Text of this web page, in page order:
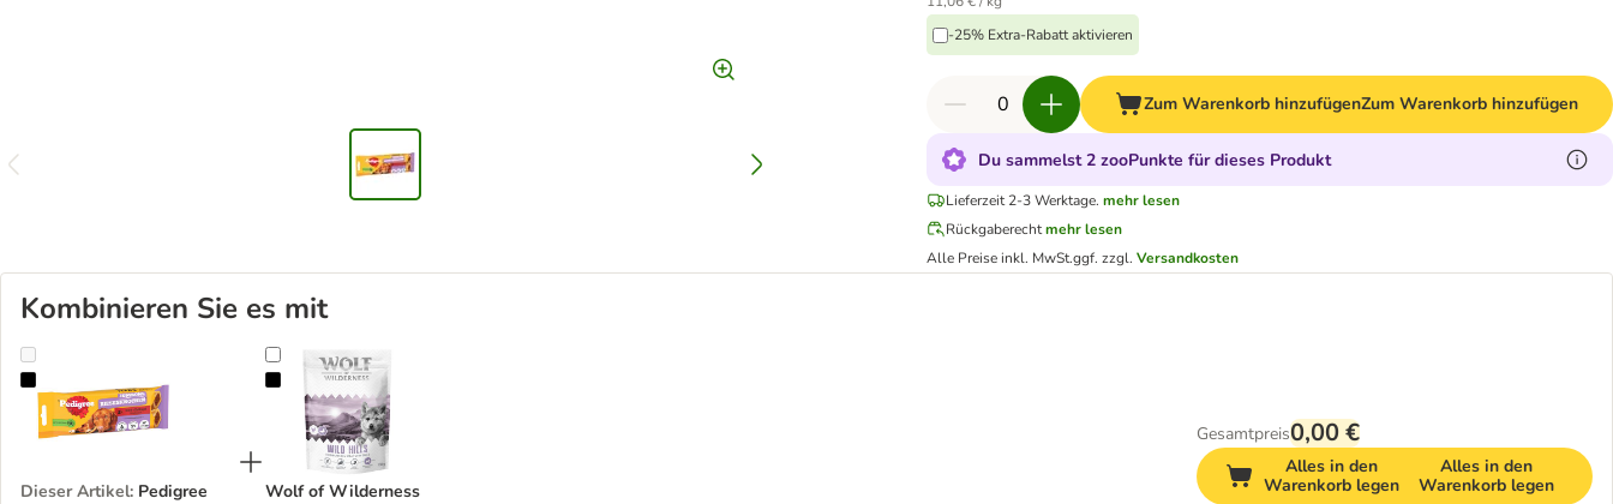
-25% Extra-Rabatt aktivieren
Zum Warenkorb hinzufügenZum Warenkorb hinzufügen
Du sammelst 2 zooPunkte für dieses Produkt
Lieferzeit 2-3 Werktage. mehr lesen
Rückgaberechtmehr lesen
Alle Preise inkl. MwSt.ggf. zzgl.Versandkosten
Kombinieren Sie es mit
Pedigree Riesenknochen mit Rind
Dieser Artikel: Pedigree
Wolf of Wilderness Probierbeutel - getreidefrei
Wolf of Wilderness
Gesamtpreis0,00 €
Alles in den
Warenkorb legen
Alles in den
Warenkorb legen